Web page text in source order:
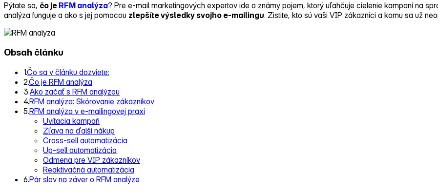
Pýtate sa, čo je RFM analýza? Pre e‑mail marketingových expertov ide o známy pojem, ktorý uľahčuje cielenie kampaní na
analýza funguje a ako s jej pomocou zlepšíte výsledky svojho e‑mailingu. Zistite, kto sú vaši VIP zákazníci a komu sa už
Obsah článku
1.Čo sa v článku dozviete:
2.Čo je RFM analýza
3.Ako začať s RFM analýzou
4.RFM analýza: Skórovanie zákazníkov
5.RFM analýza v e-mailingovej praxi
Uvítacia kampaň
Zľava na ďalší nákup
Cross-sell automatizácia
Up-sell automatizácia
Odmena pre VIP zákazníkov
Reaktivačná automatizácia
6.Pár slov na záver o RFM analýze